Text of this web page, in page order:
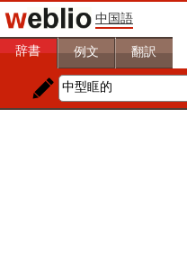
中国語
辞書 例文 翻訳